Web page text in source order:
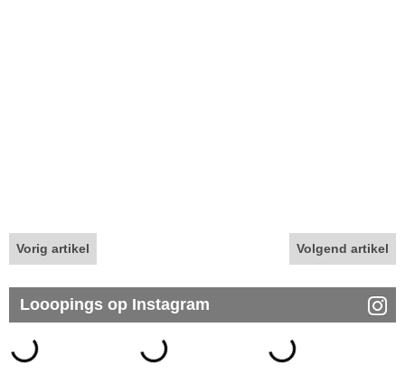
Vorig artikel Volgend artikel
Looopings op Instagram